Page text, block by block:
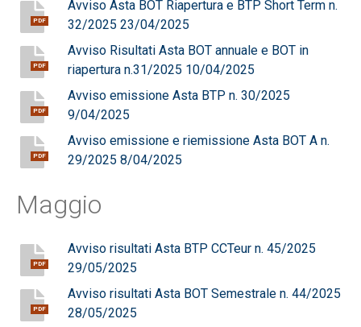
PDF
Avviso Asta BOT Riapertura e BTP Short Term n.
32/2025 23/04/2025
PDF
Avviso Risultati Asta BOT annuale e BOT in
riapertura n.31/2025 10/04/2025
PDF
Avviso emissione Asta BTP n. 30/2025
9/04/2025
PDF
Avviso emissione e riemissione Asta BOT A n.
29/2025 8/04/2025
Maggio
PDF
Avviso risultati Asta BTP CCTeur n. 45/2025
29/05/2025
PDF
Avviso risultati Asta BOT Semestrale n. 44/2025
28/05/2025